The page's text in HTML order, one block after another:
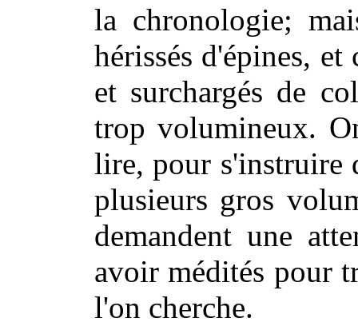
la chronologie;
hérissés d'épines,
et surchargés de
trop volumineux.
lire, pour s'instruire
plusieurs gros
demandent une
avoir médités pour
l'on cherche.